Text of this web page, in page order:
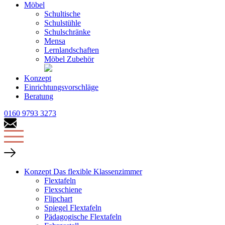
Möbel
Schultische
Schulstühle
Schulschränke
Mensa
Lernlandschaften
Möbel Zubehör
Konzept
Einrichtungsvorschläge
Beratung
0160 9793 3273
Konzept Das flexible Klassenzimmer
Flextafeln
Flexschiene
Flipchart
Spiegel Flextafeln
Pädagogische Flextafeln